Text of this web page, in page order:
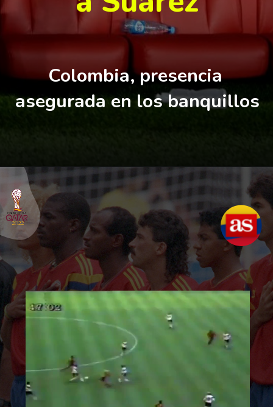
Colombia,
presencia
asegurada en los banquillos